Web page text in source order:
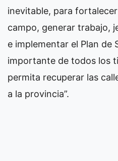
inevitable, para
campo, generar trabajo,
e implementar el Plan de
importante de todos los
permita recuperar las
a la provincia”.